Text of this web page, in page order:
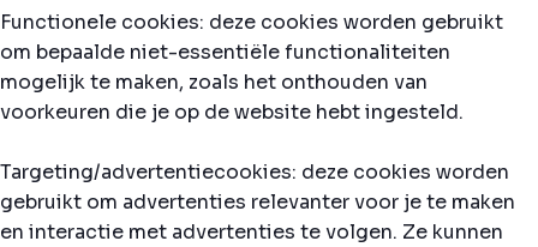
Functionele cookies: deze cookies worden gebruikt
om bepaalde niet-essentiële functionaliteiten
mogelijk te maken, zoals het onthouden van
voorkeuren die je op de website hebt ingesteld.
Targeting/advertentiecookies: deze cookies worden
gebruikt om advertenties relevanter voor je te maken
en interactie met advertenties te volgen. Ze kunnen